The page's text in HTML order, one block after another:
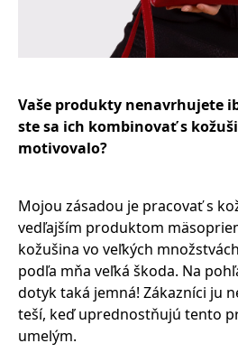
Vaše produkty nenavrhujete
ste sa ich kombinovať s
motivovalo?
Mojou zásadou je pracovať s
vedľajším produktom
kožušina vo veľkých
podľa mňa veľká škoda. Na
dotyk taká jemná! Zákazníci ju
teší, keď uprednostňujú tento
umelým.